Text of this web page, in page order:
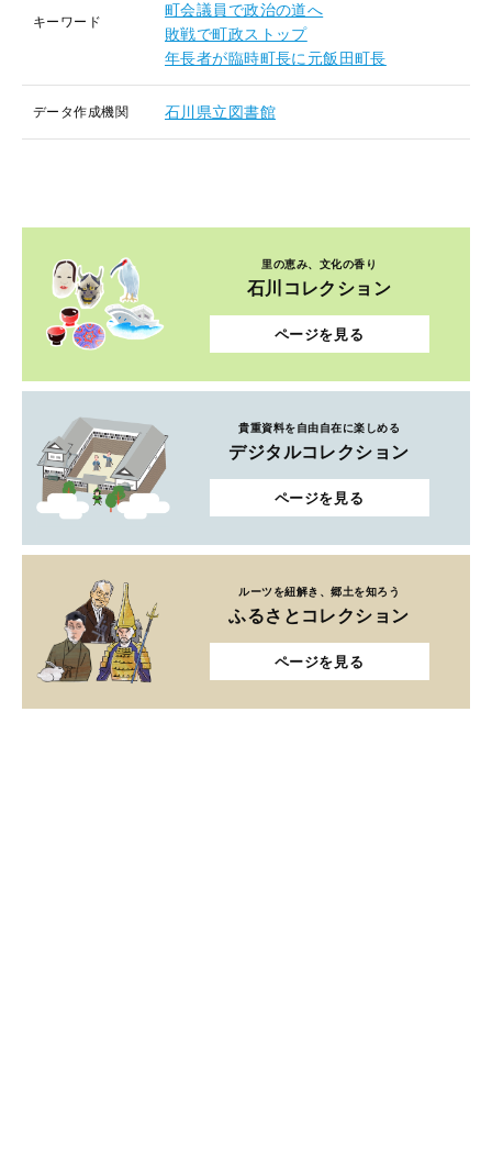
キーワード
町会議員で政治の道へ
敗戦で町政ストップ
年長者が臨時町長に元飯田町長
データ作成機関 石川県立図書館
里の恵み、文化の香り
石川コレクション
ページを見る
貴重資料を自由自在に楽しめる
デジタルコレクション
ページを見る
ルーツを紐解き、郷土を知ろう
ふるさとコレクション
ページを見る